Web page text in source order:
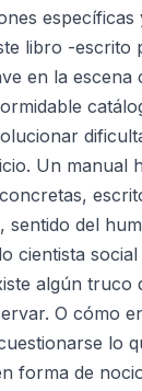
específicas
libro -escrito
en la escena
Un manual
sentido del
cientista
algún truco
O cómo
lo
forma de